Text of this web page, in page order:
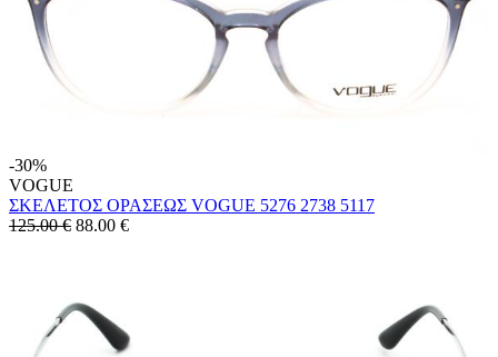
-30%
VOGUE
ΣΚΕΛΕΤΟΣ ΟΡΑΣΕΩΣ VOGUE 5276 2738 5117
125.00 € 88.00 €